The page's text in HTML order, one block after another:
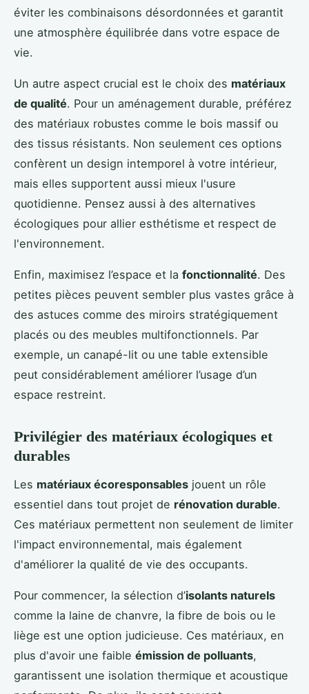
éviter les combinaisons désordonnées et garantit
une atmosphère équilibrée dans votre espace de
vie.
Un autre aspect crucial est le choix des matériaux
de qualité. Pour un aménagement durable, préférez
des matériaux robustes comme le bois massif ou
des tissus résistants. Non seulement ces options
confèrent un design intemporel à votre intérieur,
mais elles supportent aussi mieux l'usure
quotidienne. Pensez aussi à des alternatives
écologiques pour allier esthétisme et respect de
l'environnement.
Enfin, maximisez l’espace et la fonctionnalité. Des
petites pièces peuvent sembler plus vastes grâce à
des astuces comme des miroirs stratégiquement
placés ou des meubles multifonctionnels. Par
exemple, un canapé-lit ou une table extensible
peut considérablement améliorer l’usage d’un
espace restreint.
Privilégier des matériaux écologiques et
durables
Les matériaux écoresponsables jouent un rôle
essentiel dans tout projet de rénovation durable.
Ces matériaux permettent non seulement de limiter
l'impact environnemental, mais également
d'améliorer la qualité de vie des occupants.
Pour commencer, la sélection d’isolants naturels
comme la laine de chanvre, la fibre de bois ou le
liège est une option judicieuse. Ces matériaux, en
plus d'avoir une faible émission de polluants,
garantissent une isolation thermique et acoustique